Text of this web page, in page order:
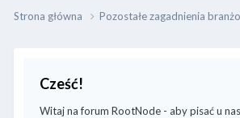
Strona główna Pozostałe zagadnienia
Cześć!
Witaj na forum RootNode - aby pisać u